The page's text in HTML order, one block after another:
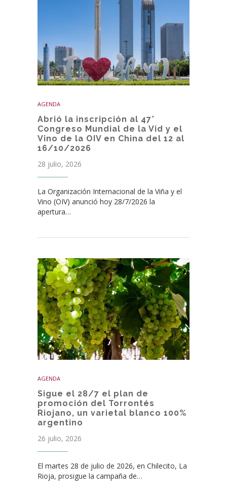
AGENDA
Abrió la inscripción al 47°
Congreso Mundial de la Vid y el
Vino de la OIV en China del 12 al
16/10/2026
28 julio, 2026
La Organización Internacional de la Viña y el
Vino (OIV) anunció hoy 28/7/2026 la
apertura…
AGENDA
Sigue el 28/7 el plan de
promoción del Torrontés
Riojano, un varietal blanco 100%
argentino
26 julio, 2026
El martes 28 de julio de 2026, en Chilecito, La
Rioja, prosigue la campaña de…